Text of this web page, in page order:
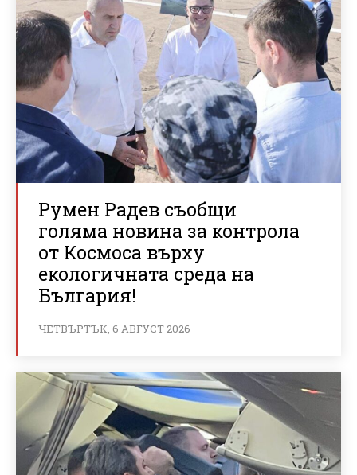
Румен Радев съобщи
голяма новина за контрола
от Космоса върху
екологичната среда на
България!
ЧЕТВЪРТЪК, 6 АВГУСТ 2026